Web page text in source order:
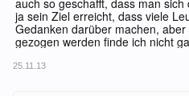
auch so geschafft, dass man
ja sein Ziel erreicht, dass viele
Gedanken darüber machen,
gezogen werden finde ich nicht
25.11.13